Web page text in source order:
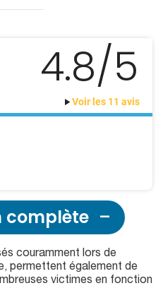
4.8/5
Voir les 11 avis
complète
couramment lors de
permettent également de
victimes en fonction